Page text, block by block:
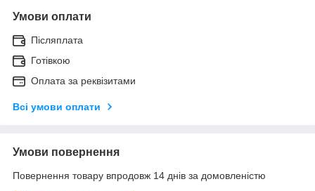
Умови оплати
Післяплата
Готівкою
Оплата за реквізитами
Всі умови оплати
Умови повернення
Повернення товару впродовж 14 днів за домовленістю